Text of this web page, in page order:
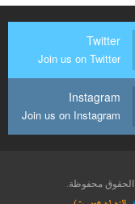
Twitter
Join us on Twitter
Instagram
Join us on Instagram